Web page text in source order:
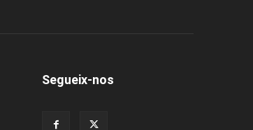
Segueix-nos